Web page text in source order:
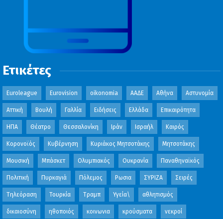
Ετικέτες
Euroleague Eurovision oikonomia ΑΑΔΕ Αθήνα Αστυνομία
Αττική Βουλή Γαλλία Ειδήσεις Ελλάδα Επικαιρότητα
ΗΠΑ Θέατρο Θεσσαλονίκη Ιράν Ισραήλ Καιρός
Κορονοϊός Κυβέρνηση Κυριάκος Μητσοτάκης Μητσοτάκης
Μουσική Μπάσκετ Ολυμπιακός Ουκρανία Παναθηναϊκός
Πολιτική Πυρκαγιά Πόλεμος Ρωσια ΣΥΡΙΖΑ Σειρές
Τηλεόραση Τουρκία Τραμπ Υγεία\ αθλητισμός
δικαιοσύνη ηθοποιός κοινωνια κρούσματα νεκροί